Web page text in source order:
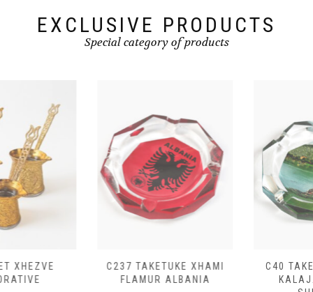
EXCLUSIVE PRODUCTS
Special category of products
C237 TAKETUKE XHAMI
FLAMUR ALBANIA
C40 TAKETUKE XHAMI
KALAJA ROZAFA